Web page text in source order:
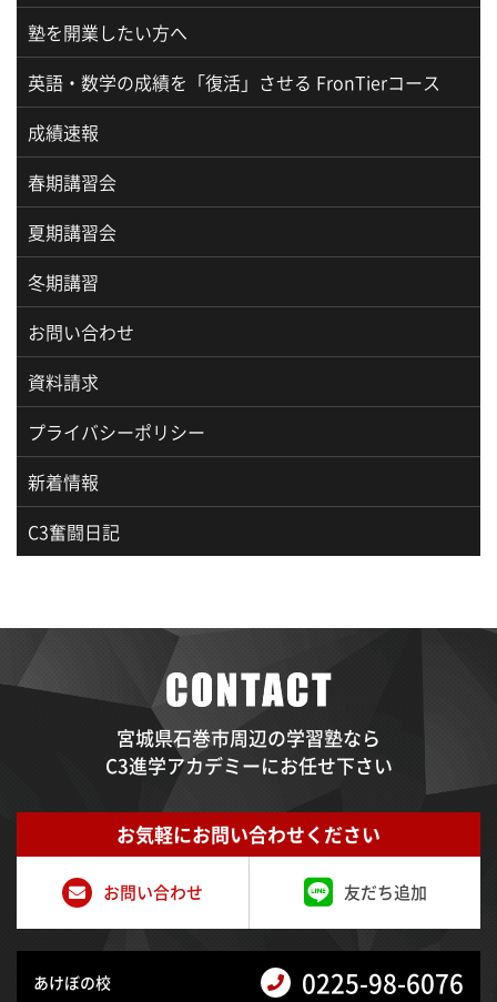
塾を開業したい方へ
英語・数学の成績を「復活」させる FronTierコース
成績速報
春期講習会
夏期講習会
冬期講習
お問い合わせ
資料請求
プライバシーポリシー
新着情報
C3奮闘日記
宮城県石巻市周辺の学習塾なら
C3進学アカデミーにお任せ下さい
お気軽にお問い合わせください
お問い合わせ 友だち追加
あけぼの校 0225-98-6076